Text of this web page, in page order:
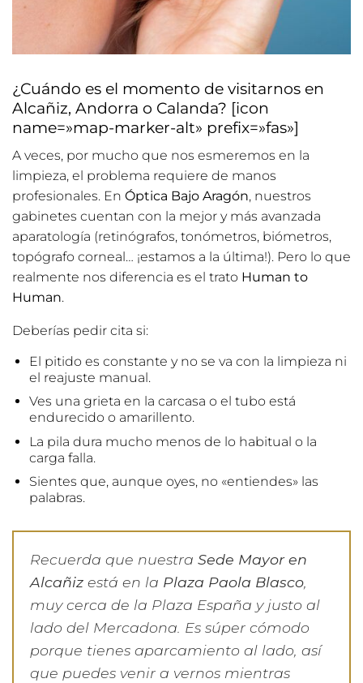
¿Cuándo es el momento de visitarnos en
Alcañiz, Andorra o Calanda? [icon
name=»map-marker-alt» prefix=»fas»]
A veces, por mucho que nos esmeremos en la
limpieza, el problema requiere de manos
profesionales. En Óptica Bajo Aragón, nuestros
gabinetes cuentan con la mejor y más avanzada
aparatología (retinógrafos, tonómetros, biómetros,
topógrafo corneal… ¡estamos a la última!). Pero lo que
realmente nos diferencia es el trato Human to
Human.
Deberías pedir cita si:
El pitido es constante y no se va con la limpieza ni
el reajuste manual.
Ves una grieta en la carcasa o el tubo está
endurecido o amarillento.
La pila dura mucho menos de lo habitual o la
carga falla.
Sientes que, aunque oyes, no «entiendes» las
palabras.
Recuerda que nuestra Sede Mayor en
Alcañiz está en la Plaza Paola Blasco,
muy cerca de la Plaza España y justo al
lado del Mercadona. Es súper cómodo
porque tienes aparcamiento al lado, así
que puedes venir a vernos mientras